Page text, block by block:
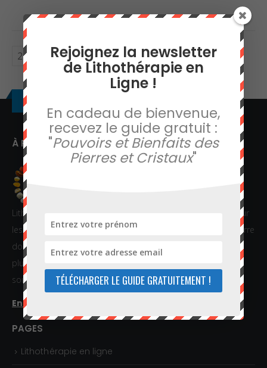
À propos
À PROPOS
Lithothérapie en Ligne vous offre informations et conseils sur
les pierres et cristaux de soins. Sur notre site, trouvez la pierre
dont vous recherchez les bienfaits et commandez-la dans
plus de 50 pays grâce à notre boutique en ligne. Nous vous
souhaitons une excellente visite !
En savoir plus...
PAGES
Lithothérapie en ligne
Rejoignez la newsletter
de Lithothérapie en
Ligne !
En cadeau de bienvenue,
recevez le guide gratuit :
"Pouvoirs et Bienfaits des
Pierres et Cristaux"
TÉLÉCHARGER LE GUIDE GRATUITEMENT !